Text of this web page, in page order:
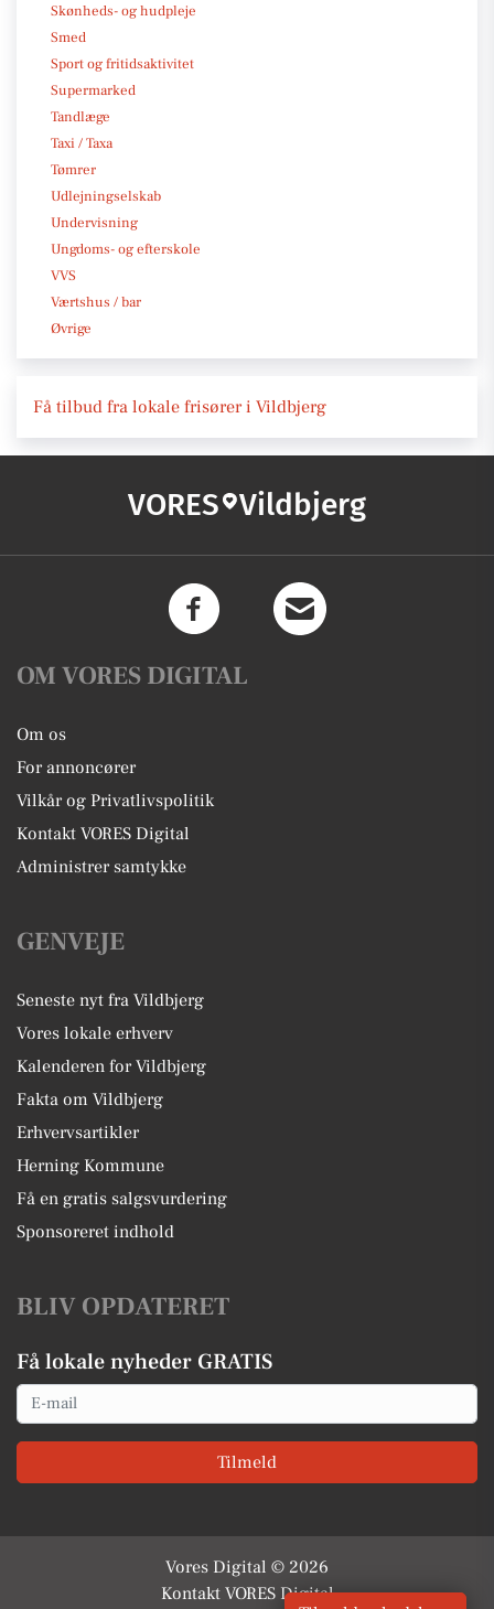
Skønheds- og hudpleje
Smed
Sport og fritidsaktivitet
Supermarked
Tandlæge
Taxi / Taxa
Tømrer
Udlejningselskab
Undervisning
Ungdoms- og efterskole
VVS
Værtshus / bar
Øvrige
Få tilbud fra lokale frisører i Vildbjerg
VORES Vildbjerg
OM VORES DIGITAL
Om os
For annoncører
Vilkår og Privatlivspolitik
Kontakt VORES Digital
Administrer samtykke
GENVEJE
Seneste nyt fra Vildbjerg
Vores lokale erhverv
Kalenderen for Vildbjerg
Fakta om Vildbjerg
Erhvervsartikler
Herning Kommune
Få en gratis salgsvurdering
Sponsoreret indhold
BLIV OPDATERET
Få lokale nyheder GRATIS
Email
Tilmeld
Vores Digital © 2026
Kontakt VORES Digital